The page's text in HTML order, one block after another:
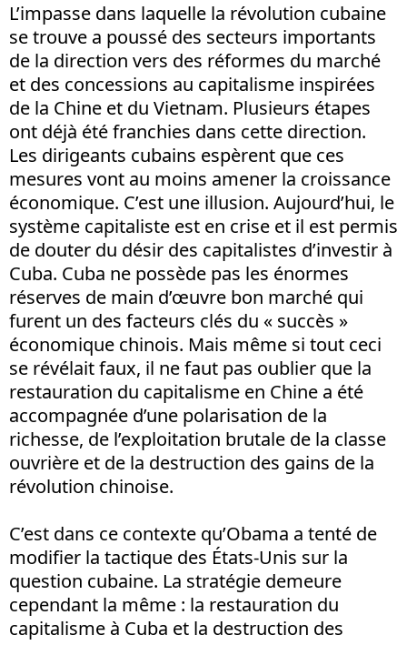
L’impasse dans laquelle la révolution cubaine
se trouve a poussé des secteurs importants
de la direction vers des réformes du marché
et des concessions au capitalisme inspirées
de la Chine et du Vietnam. Plusieurs étapes
ont déjà été franchies dans cette direction.
Les dirigeants cubains espèrent que ces
mesures vont au moins amener la croissance
économique. C’est une illusion. Aujourd’hui, le
système capitaliste est en crise et il est permis
de douter du désir des capitalistes d’investir à
Cuba. Cuba ne possède pas les énormes
réserves de main d’œuvre bon marché qui
furent un des facteurs clés du « succès »
économique chinois. Mais même si tout ceci
se révélait faux, il ne faut pas oublier que la
restauration du capitalisme en Chine a été
accompagnée d’une polarisation de la
richesse, de l’exploitation brutale de la classe
ouvrière et de la destruction des gains de la
révolution chinoise.
C’est dans ce contexte qu’Obama a tenté de
modifier la tactique des États-Unis sur la
question cubaine. La stratégie demeure
cependant la même : la restauration du
capitalisme à Cuba et la destruction des